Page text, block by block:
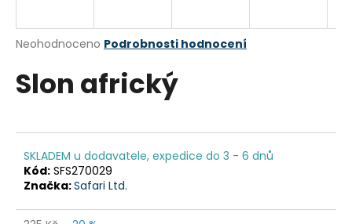
Průměrné
produktu
je
5
Neohodnoceno Podrobnosti hodnocení
Slon africký
SKLADEM u dodavatele, expedice do 3 - 6 dnů
Kód: SFS270029
Značka:Safari Ltd.
j
t
?